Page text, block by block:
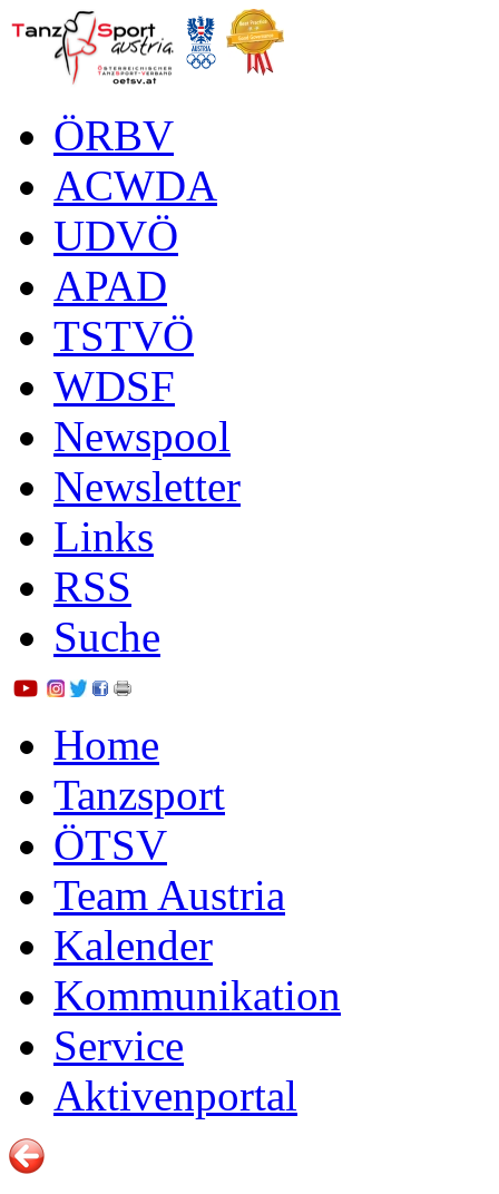
ÖRBV
ACWDA
UDVÖ
APAD
TSTVÖ
WDSF
Newspool
Newsletter
Links
RSS
Suche
Home
Tanzsport
ÖTSV
Team Austria
Kalender
Kommunikation
Service
Aktivenportal